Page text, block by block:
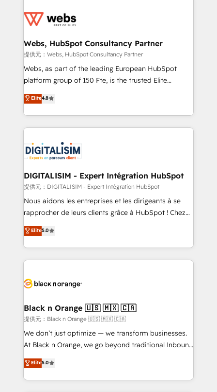
the first time 🔧 Designing and optimising your
and build using HubSpot 🔌 Integrating HubSpot
with other systems 🎓 Training your teams to be
HubSpot pros 📊 Lead generation services using
HubSpot Why us? - SIX HubSpot Accreditations -
CRM, Solutions Architecture, Onboarding , Data
Migration, Custom Integration & Platform
team of 25+ experts Contact us today to help you
get more from your investment in HubSpot.
Webs, HubSpot Consultancy Partner
提供元：Webs, HubSpot Consultancy Partner
Webs, as part of the leading European HubSpot
platform group of 150 Fte, is the trusted Elite
HubSpot CRM Partner offering you a roadmap on
maximizing EBITDA and achieving Commercial
Excellence. With our targeted processes, we
strengthen your digital transformation and minimize
Implementation partner, we provide expertise to
drive your business forward. Since 2015 we are fully
dedicated to HubSpot and with an experienced
team (50+), we work with reputable companies in
B2B sectors such as manufacturing, SaaS and
business services. We prepare a customized
impact of your digital transformation, including a
detailed financial rationale with a focus on ROI and
embark on a transformational journey that sets your
business up for long-term success. Unlock your
business. If not now, when?
Elite4.8
DIGITALISIM - Expert Intégration HubSpot
提供元：DIGITALISIM - Expert Intégration HubSpot
Nous aidons les entreprises et les dirigeants à se
rapprocher de leurs clients grâce à HubSpot ! Chez
DIGITALISIM, nous avons l'intime conviction que la
réussite des entreprises passe par l’innovation web,
le marketing digital, et la relation client ! C'est
pourquoi, nos experts sont à la fois capables de
référencement, votre stratégie digitale et le pilotage
projet HubSpot avec DIGITALISIM : 🧽 Nettoyage,
migration et intégration des bases de données. 🚀
Développement des interfaces avec vos logiciels
métiers ⚙️ Configuration de la plateforme HubSpot
Book Process & Guidelines utilisateurs 🎓
Formations des utilisateurs
Elite5.0
Black n Orange 🇺🇸 🇲🇽 🇨🇦
提供元：Black n Orange 🇺🇸 🇲🇽 🇨🇦
We don’t just optimize — we transform businesses.
At Black n Orange, we go beyond traditional Inbound
Marketing with our exclusive methodologies:
BOOMS and BOOST. Together, they form a powerful
combination that has driven success for over 800
Elite5.0